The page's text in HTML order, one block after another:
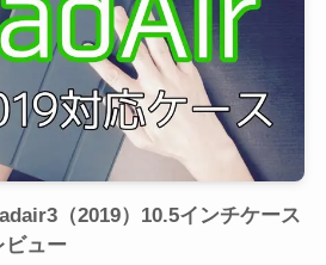
（2019）10.5インチケース
ビュー